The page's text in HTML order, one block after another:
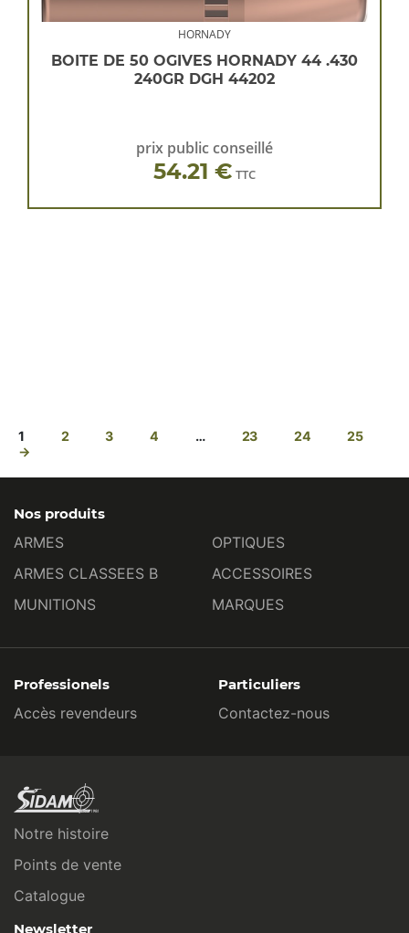
HORNADY
BOITE DE 50 OGIVES HORNADY 44 .430
240GR DGH 44202
prix public conseillé
54.21 € TTC
1 2 3 4 … 23 24
25
→
Nos produits
ARMES
ARMES CLASSEES B
MUNITIONS
OPTIQUES
ACCESSOIRES
MARQUES
Professionels
Accès revendeurs
Particuliers
Contactez-nous
Notre histoire
Points de vente
Catalogue
Newsletter